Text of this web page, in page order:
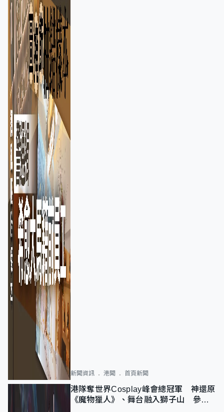
新聞資訊 港聞 首頁新聞
港隊奪世界Cosplay峰會總冠軍 神還原
《魔物獵人》、舞台融入獅子山 參賽